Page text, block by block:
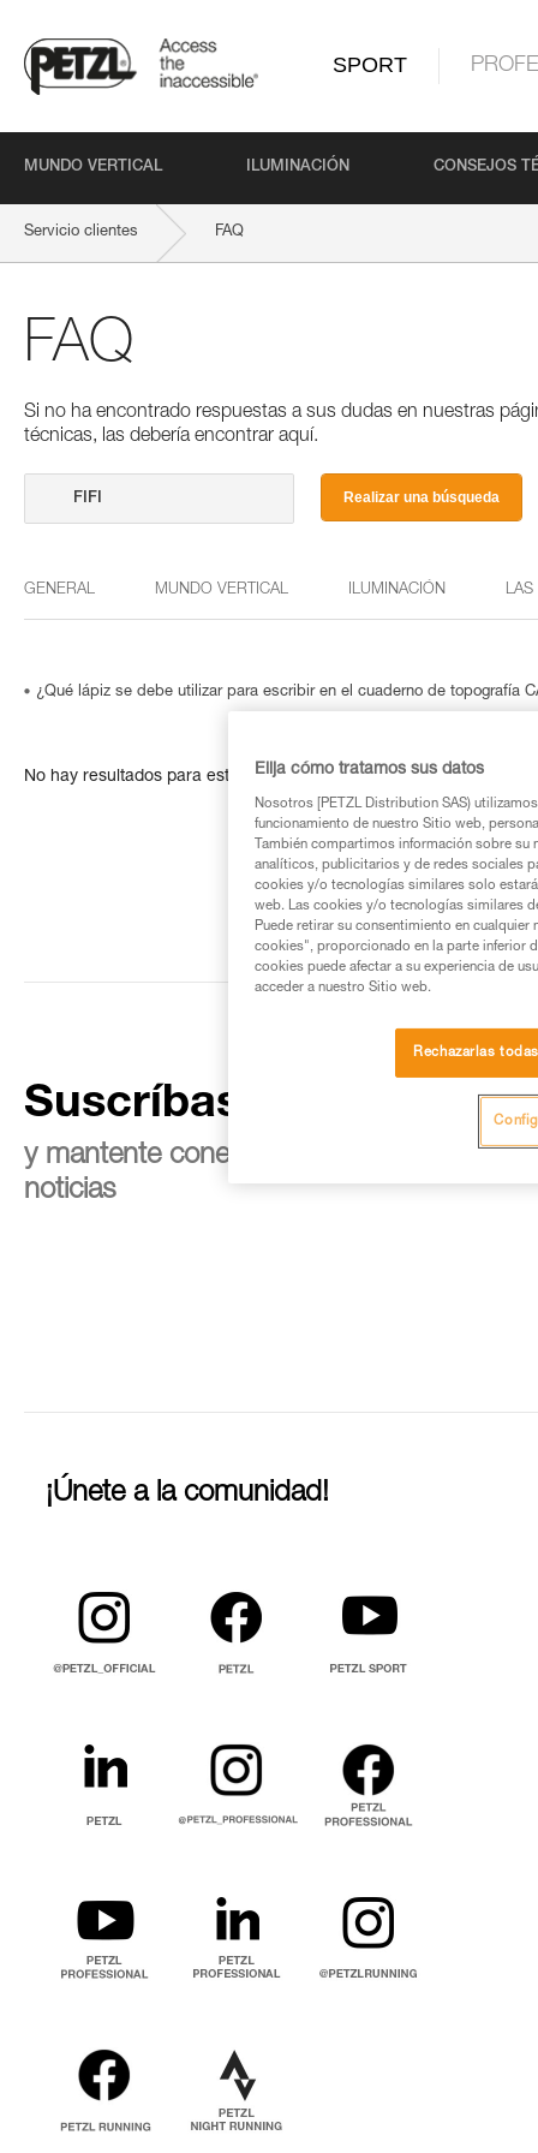
SPORT
MUNDO VERTICAL ILUMINACIÓN CONSEJOS
Servicio clientes FAQ
FAQ
Si no ha encontrado respuestas a sus dudas en nuestras
técnicas, las debería encontrar aquí.
Realizar una búsqueda
GENERAL MUNDO VERTICAL ILUMINACIÓN LAS
¿Qué lápiz se debe utilizar para escribir en el cuaderno de topografía
No hay resultados para esta búsqueda
Suscríbase al boletín
y mantente conectado con nuestras
noticias
¡Únete a la comunidad!
Elija cómo tratamos sus datos
Nosotros [PETZL Distribution SAS)
funcionamiento de nuestro Sitio web,
También compartimos información sobre
analíticos, publicitarios y de redes sociales
cookies y/o tecnologías similares solo
web. Las cookies y/o tecnologías similares
Puede retirar su consentimiento en
cookies", proporcionado en la parte inferior
cookies puede afectar a su experiencia de
acceder a nuestro Sitio web.
Rechazarlas